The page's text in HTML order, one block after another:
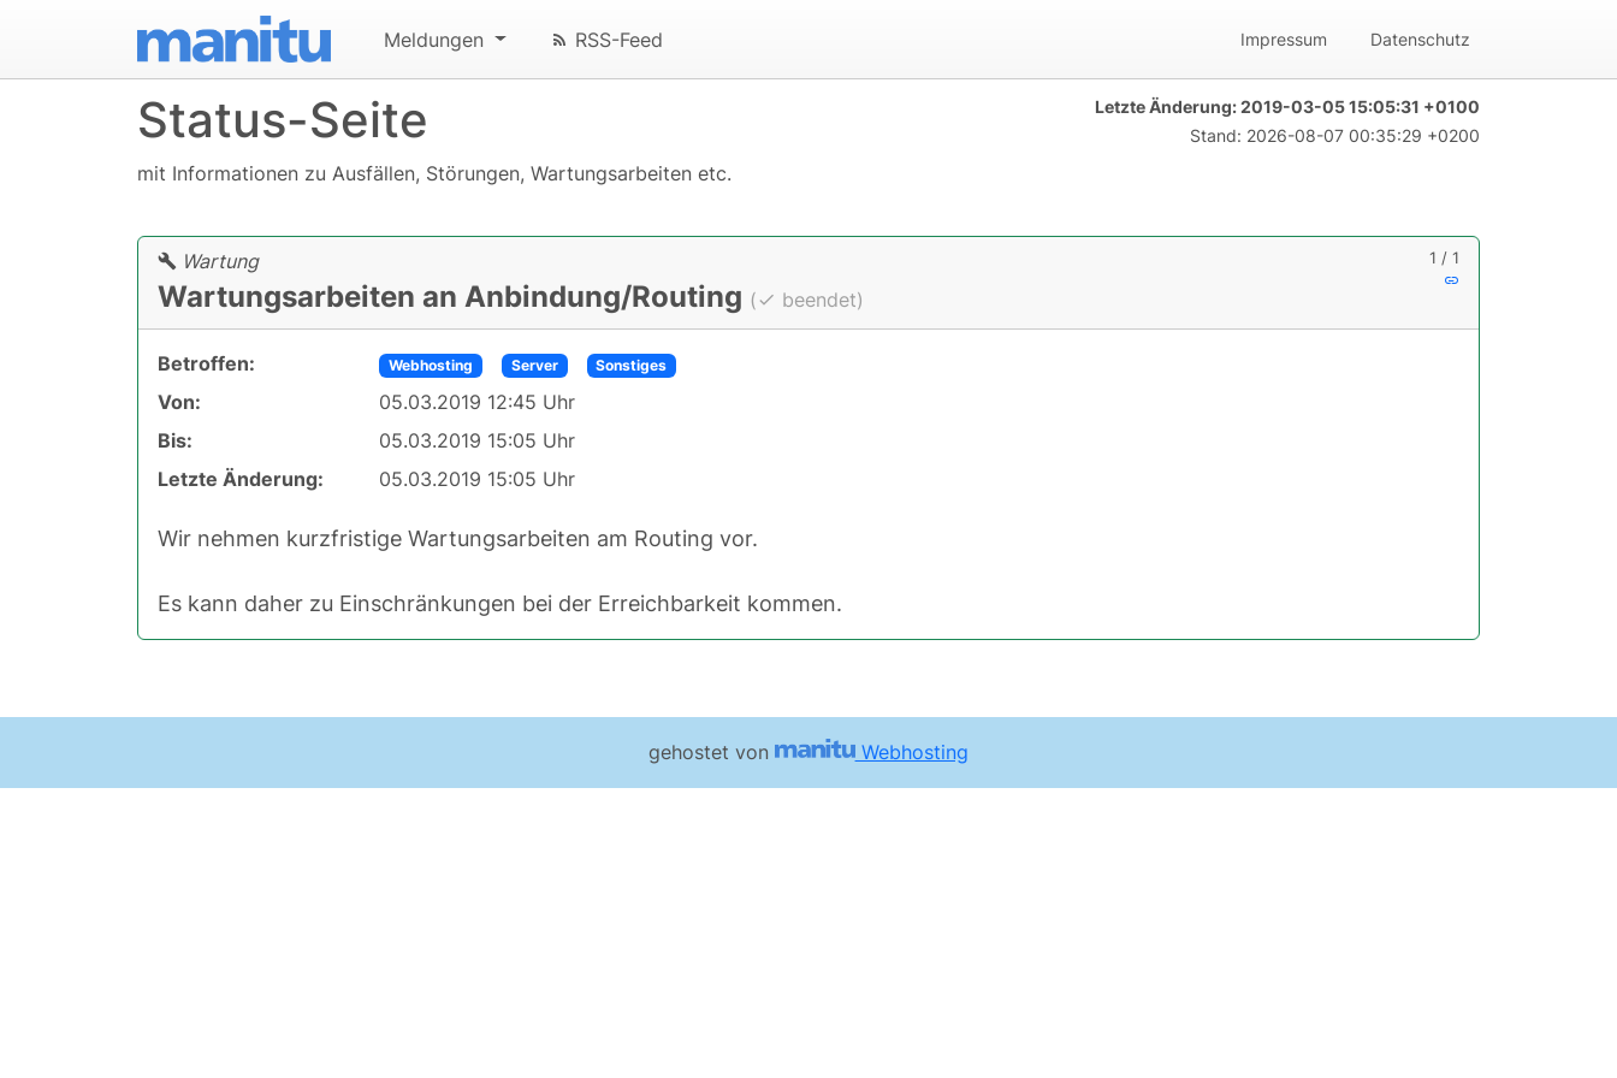
Meldungen RSS-Feed Impressum Datenschutz
Letzte Änderung:2019-03-05 15:05:31 +0100
Stand: 2026-08-07 00:35:29 +0200
Status-Seite
mit Informationen zu Ausfällen, Störungen, Wartungsarbeiten etc.
1 / 1
Wartung
Wartungsarbeiten an Anbindung/Routing ( beendet)
Betroffen: Webhosting Server Sonstiges
Von:
05.03.2019 12:45 Uhr
Bis:
05.03.2019 15:05 Uhr
Letzte Änderung:
05.03.2019 15:05 Uhr
Wir nehmen kurzfristige Wartungsarbeiten am Routing vor.
Es kann daher zu Einschränkungen bei der Erreichbarkeit kommen.
gehostet von Webhosting